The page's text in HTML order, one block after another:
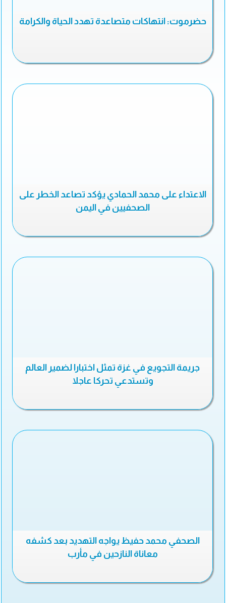
حضرموت: انتهاكات متصاعدة تهدد الحياة والكرامة
الاعتداء على محمد الحمادي يؤكد تصاعد الخطر على
الصحفيين في اليمن
جريمة التجويع في غزة تمثل اختبارا لضمير العالم
وتستدعي تحركا عاجلا
الصحفي محمد حفيظ يواجه التهديد بعد كشفه
معاناة النازحين في مأرب